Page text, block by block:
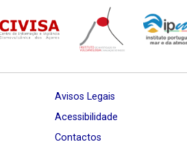
Avisos Legais
Acessibilidade
Contactos